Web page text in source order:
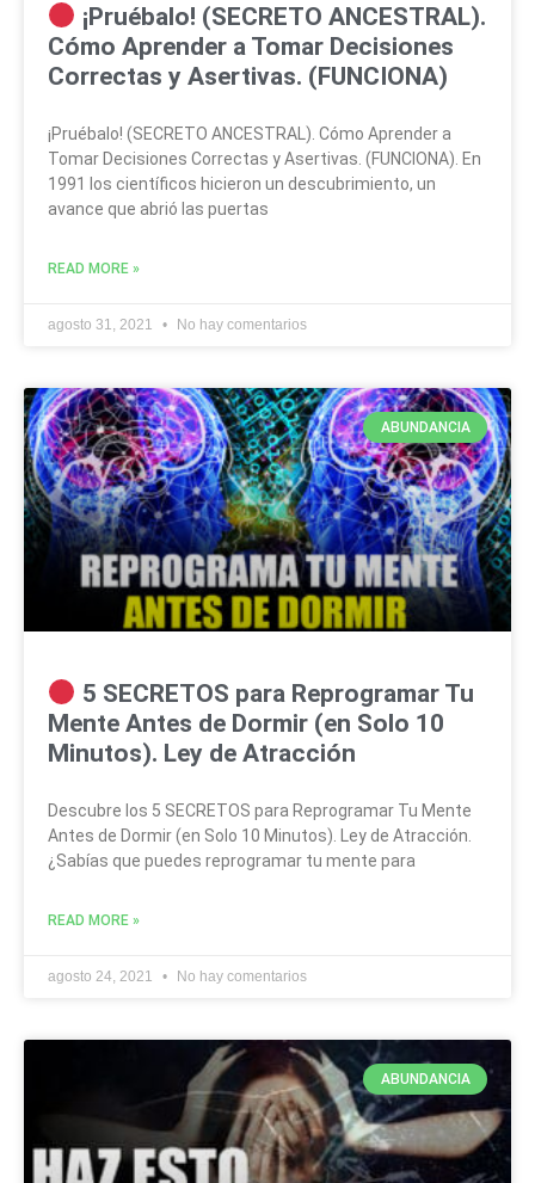
¡Pruébalo! (SECRETO ANCESTRAL).
Cómo Aprender a Tomar Decisiones
Correctas y Asertivas. (FUNCIONA)
¡Pruébalo! (SECRETO ANCESTRAL). Cómo Aprender a
Tomar Decisiones Correctas y Asertivas. (FUNCIONA). En
1991 los científicos hicieron un descubrimiento, un
avance que abrió las puertas
READ MORE »
agosto 31, 2021 No hay comentarios
ABUNDANCIA
5 SECRETOS para Reprogramar Tu
Mente Antes de Dormir (en Solo 10
Minutos). Ley de Atracción
Descubre los 5 SECRETOS para Reprogramar Tu Mente
Antes de Dormir (en Solo 10 Minutos). Ley de Atracción.
¿Sabías que puedes reprogramar tu mente para
READ MORE »
agosto 24, 2021 No hay comentarios
ABUNDANCIA